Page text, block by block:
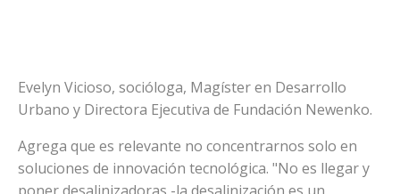
Evelyn Vicioso, socióloga, Magíster en Desarrollo
Urbano y Directora Ejecutiva de Fundación Newenko.
Agrega que es relevante no concentrarnos solo en
soluciones de innovación tecnológica. "No es llegar y